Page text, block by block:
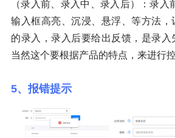
（录入前、录入中、录入后）：录入
输入框高亮、沉浸、悬浮、等方法，
的录入，录入后要给出反馈，是录入
当然这个要根据产品的特点，来进行控
5、报错提示